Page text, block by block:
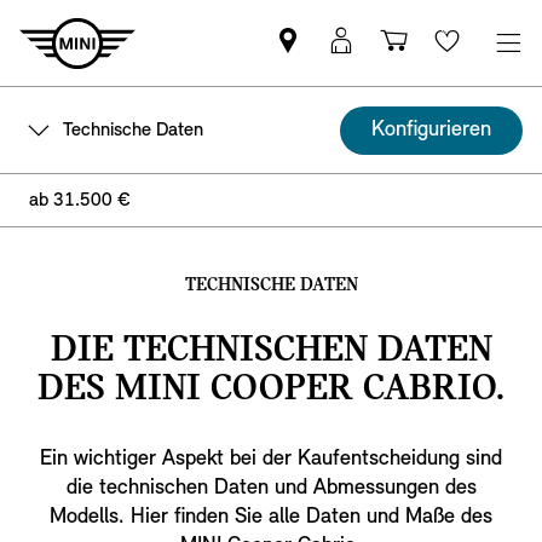
MINI
Partner
finden
MINI
Login
Wishlist
Technische Daten
ab 31.500 €
Konfigurieren
TECHNISCHE DATEN
DIE TECHNISCHEN DATEN
DES MINI COOPER CABRIO.
Ein wichtiger Aspekt bei der Kaufentscheidung sind
die technischen Daten und Abmessungen des
Modells. Hier finden Sie alle Daten und Maße des